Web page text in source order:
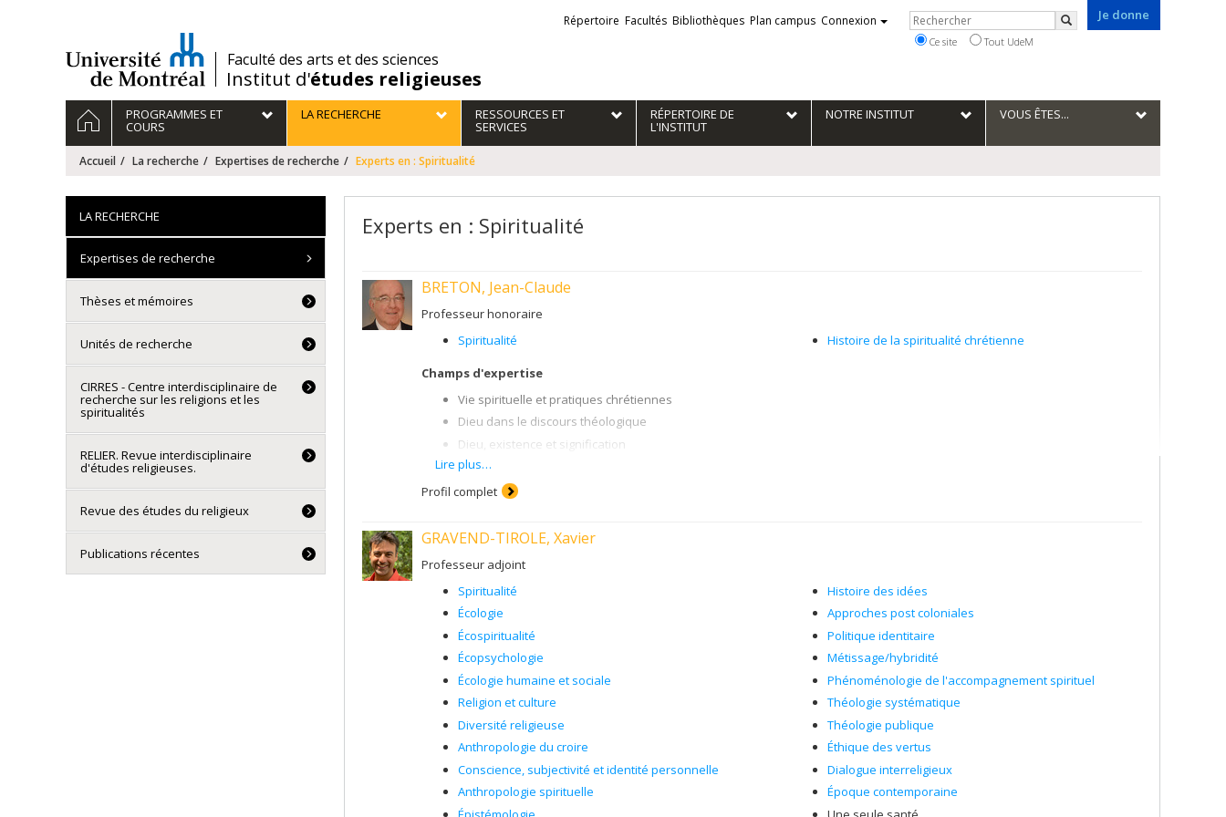
/Faculté des arts et des sciences
Institut d'études religieuses
Je donne
Liens
externes
Répertoire Facultés Bibliothèques Plan campus Connexion Rechercher
Rechercher
Ce site Tout UdeM
Navigation
principale
ACCUEILPROGRAMMES ET
COURS
LA RECHERCHE RESSOURCES ET
SERVICES
RÉPERTOIRE DE
L'INSTITUT
NOTRE INSTITUT VOUS ÊTES...
Accueil La recherche Expertises de recherche Experts en : Spiritualité
Experts en : Spiritualité
BRETON, Jean-Claude
Professeur honoraire
Spiritualité
Histoire de la spiritualité chrétienne
Champs d'expertise
Vie spirituelle et pratiques chrétiennes
Dieu dans le discours théologique
Dieu, existence et signification
Superstition
Vocation
Lire plus…
Profil complet
GRAVEND-TIROLE, Xavier
Professeur adjoint
Spiritualité
Écologie
Écospiritualité
Écopsychologie
Écologie humaine et sociale
Religion et culture
Diversité religieuse
Anthropologie du croire
Conscience, subjectivité et identité personnelle
Anthropologie spirituelle
Histoire des idées
Approches post coloniales
Politique identitaire
Métissage/hybridité
Phénoménologie de l'accompagnement spirituel
Théologie systématique
Théologie publique
Éthique des vertus
Dialogue interreligieux
Époque contemporaine
LA RECHERCHE
Expertises de recherche
Thèses et mémoires
Unités de recherche
CIRRES - Centre interdisciplinaire de
recherche sur les religions et les
spiritualités
RELIER. Revue interdisciplinaire
d'études religieuses.
Revue des études du religieux
Publications récentes